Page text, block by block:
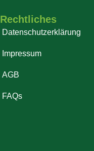
Rechtliches
Datenschutzerklärung
Impressum
AGB
FAQs